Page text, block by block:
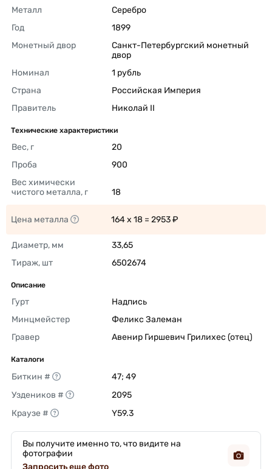
Металл
Серебро
Год
1899
Монетный двор
Санкт-Петербургский монетный
двор
Номинал
1 рубль
Страна
Российская Империя
Правитель
Николай II
Технические характеристики
Вес, г
20
Проба
900
Вес химически
чистого металла, г
18
Цена металла 164 x 18 = 2953 ₽
Диаметр, мм
33,65
Тираж, шт
6502674
Описание
Гурт
Надпись
Минцмейстер
Феликс Залеман
Гравер
Авенир Гиршевич Грилихес (отец)
Каталоги
Биткин #
47; 49
Уздеников #
2095
Краузе #
Y59.3
Вы получите именно то, что видите на
фотографии
Запросить еще фото